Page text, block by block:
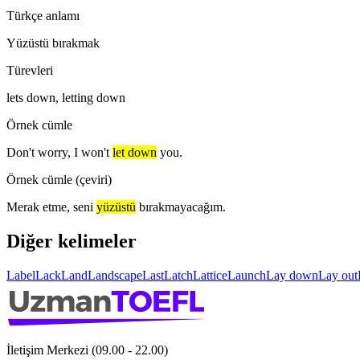
Türkçe anlamı
Yüzüstü bırakmak
Türevleri
lets down, letting down
Örnek cümle
Don't worry, I won't let down you.
Örnek cümle (çeviri)
Merak etme, seni yüzüstü bırakmayacağım.
Diğer kelimeler
LabelLackLandLandscapeLastLatchLatticeLaunchLay downLay out
İletişim Merkezi (09.00 - 22.00)